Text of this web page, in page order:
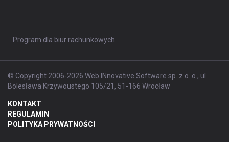
Program dla biur rachunkowych
© Copyright 2006-2026 Web INnovative Software sp. z o. o., ul.
Bolesława Krzywoustego 105/21, 51-166 Wrocław
KONTAKT
REGULAMIN
POLITYKA PRYWATNOŚCI